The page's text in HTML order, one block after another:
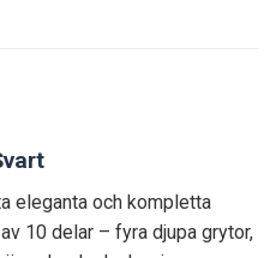
eleganta och kompletta
10 delar – fyra djupa grytor,